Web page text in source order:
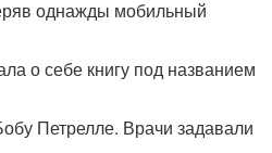
однажды мобильный
о себе книгу под названием
Петрелле. Врачи задавали